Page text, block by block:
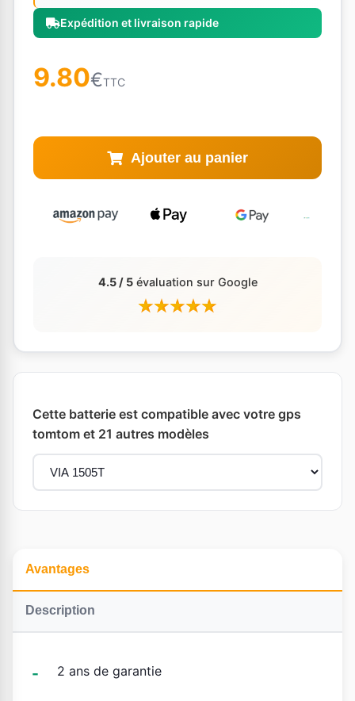
Expédition et livraison rapide
9.80€TTC
Ajouter au panier
4.5 / 5évaluation sur Google
Cette batterie est compatible avec votre gps
tomtom et 21 autres modèles
Avantages
Description
2 ans de garantie